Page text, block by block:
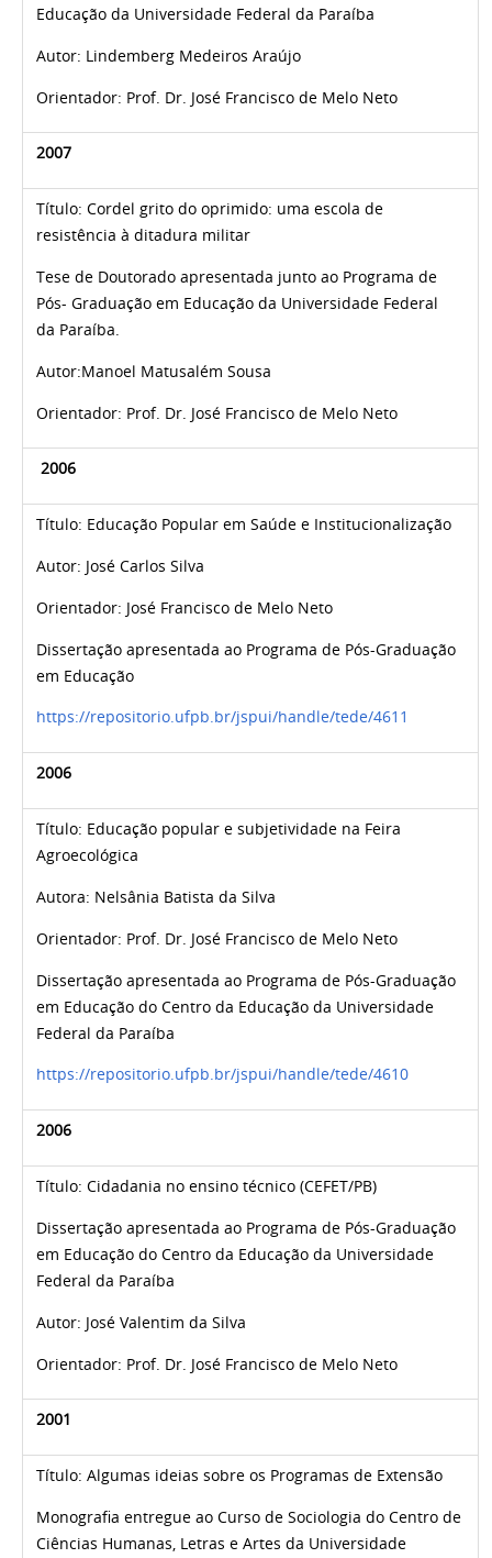
Educação da Universidade Federal da Paraíba
Autor: Lindemberg Medeiros Araújo
Orientador: Prof. Dr. José Francisco de Melo Neto
2007
Título:Cordel grito do oprimido: uma escola de
resistência à ditadura militar
Tese de Doutorado apresentada junto ao Programa de
Pós- Graduação em Educaçãoda Universidade Federal
da Paraíba.
Autor:Manoel Matusalém Sousa
Orientador: Prof. Dr. José Francisco de Melo Neto
2006
Título: Educação Popular em Saúde e Institucionalização
Autor: José Carlos Silva
Orientador: José Francisco de Melo Neto
Dissertação apresentada ao Programa de Pós-Graduação
em Educação
https://repositorio.ufpb.br/jspui/handle/tede/4611
2006
Título: Educação popular e subjetividade na Feira
Agroecológica
Autora: Nelsânia Batista da Silva
Orientador: Prof. Dr. José Francisco de Melo Neto
Dissertação apresentada ao Programa de Pós-Graduação
em Educação do Centro da Educação da Universidade
Federal da Paraíba
https://repositorio.ufpb.br/jspui/handle/tede/4610
2006
Título:Cidadania no ensino técnico (CEFET/PB)
Dissertação apresentada ao Programa de Pós-Graduação
em Educação do Centro da Educação da Universidade
Federal da Paraíba
Autor: José Valentim da Silva
Orientador: Prof. Dr. José Francisco de Melo Neto
2001
Título:Algumas ideias sobre os Programas de Extensão
Monografia entregue ao Curso de Sociologia do Centro de
Ciências Humanas, Letras e Artes da Universidade